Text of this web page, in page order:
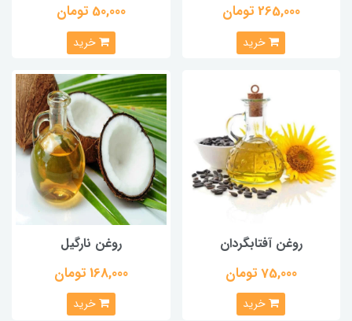
265,000 تومان
خرید
50,000 تومان
خرید
روغن آفتابگردان
75,000 تومان
خرید
روغن نارگیل
168,000 تومان
خرید